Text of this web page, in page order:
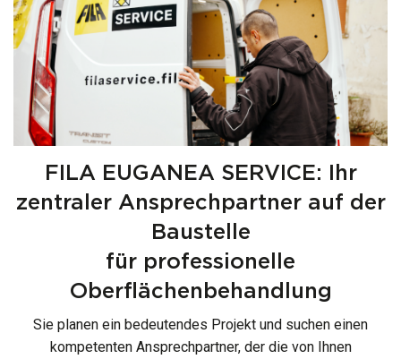
FILA EUGANEA SERVICE: Ihr
zentraler Ansprechpartner auf der
Baustelle
für professionelle
Oberflächenbehandlung
Sie planen ein bedeutendes Projekt und suchen einen
kompetenten Ansprechpartner, der die von Ihnen